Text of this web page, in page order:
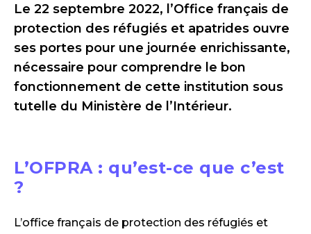
Le 22 septembre 2022, l’Office français de
protection des réfugiés et apatrides ouvre
ses portes pour une journée enrichissante,
nécessaire pour comprendre le bon
fonctionnement de cette institution sous
tutelle du Ministère de l’Intérieur.
L’OFPRA : qu’est-ce que c’est
?
L’office français de protection des réfugiés et